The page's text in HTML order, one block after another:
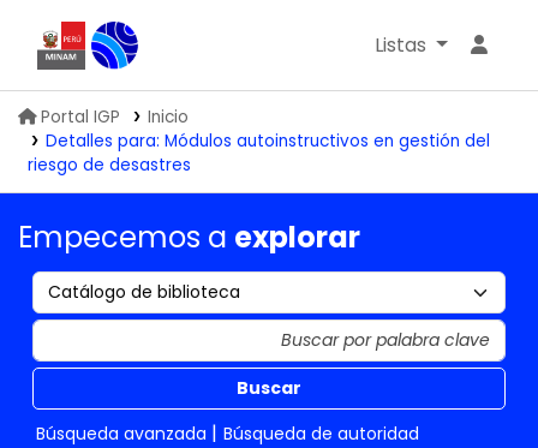
Biblioteca IGP
Listas
Portal IGP
Inicio
Detalles para: Módulos autoinstructivos en gestión del
riesgo de desastres
Empecemos a explorar
Buscar
Búsqueda avanzada
Búsqueda de autoridad